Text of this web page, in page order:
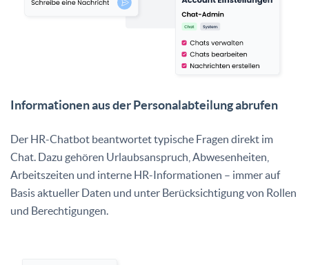
Informationen aus der Personalabteilung abrufen
Der HR-Chatbot beantwortet typische Fragen direkt im
Chat. Dazu gehören Urlaubsanspruch, Abwesenheiten,
Arbeitszeiten und interne HR-Informationen – immer auf
Basis aktueller Daten und unter Berücksichtigung von Rollen
und Berechtigungen.